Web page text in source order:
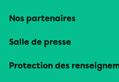
Nos partenaires
Salle de presse
Protection des